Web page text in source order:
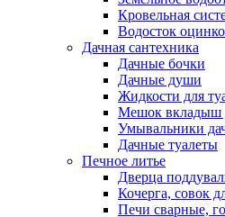
Кровельная
Водосток
Дачная сантехника
Дачные бочки
Дачные души
Жидкости для
Мешок вкладыш
Умывальники
Дачные туалеты
Печное литье
Дверца
Кочерга, совок
Печи сварные,